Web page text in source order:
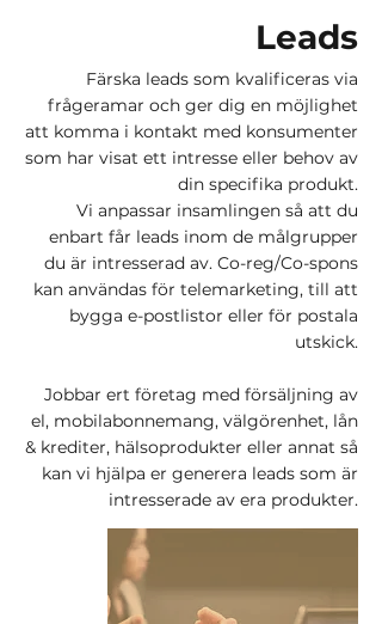
Leads
Färska leads som kvalificeras via
frågeramar och ger dig en möjlighet
att komma i kontakt med konsumenter
som har visat ett intresse eller behov av
din specifika produkt.
Vi anpassar insamlingen så att du
enbart får leads inom de målgrupper
du är intresserad av. Co-reg/Co-spons
kan användas för telemarketing, till att
bygga e-postlistor eller för postala
utskick.
Jobbar ert företag med försäljning av
el, mobilabonnemang, välgörenhet, lån
& krediter, hälsoprodukter eller annat så
kan vi hjälpa er generera leads som är
intresserade av era produkter.